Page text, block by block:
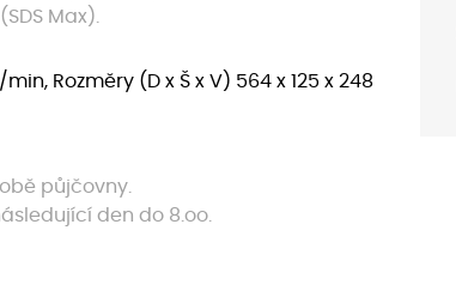
Max).
Rozměry (D x Š x V) 564 x 125 x 248
půjčovny.
den do 8.oo.